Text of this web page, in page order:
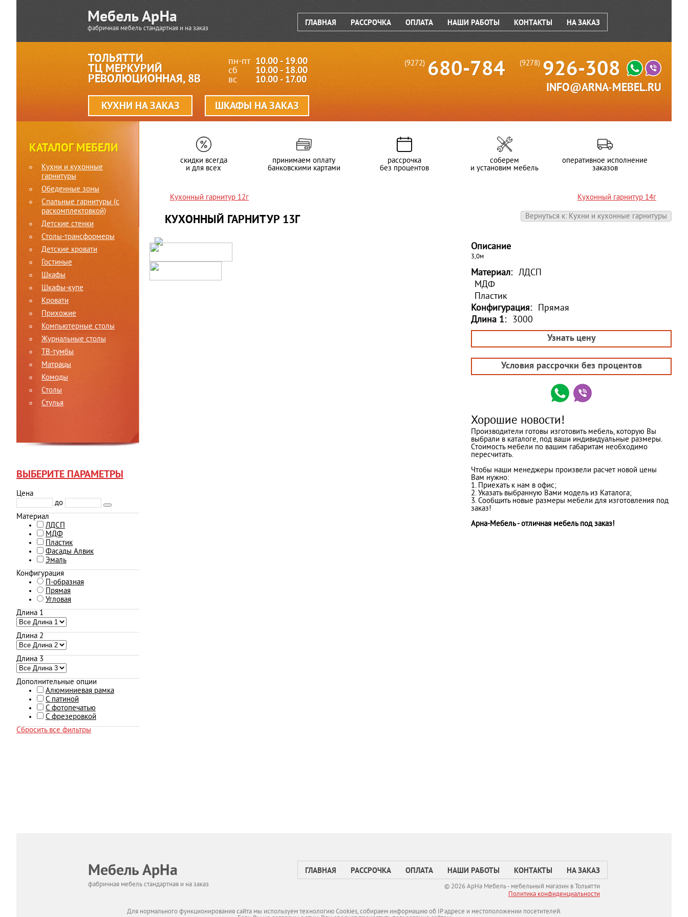
фабричная мебель стандартная и на заказ
ГЛАВНАЯ РАССРОЧКА ОПЛАТА НАШИ РАБОТЫ КОНТАКТЫ НА ЗАКАЗ
(9272) 680-784 (9278) 926-308
INFO@ARNA-MEBEL.RU
ТОЛЬЯТТИ
ТЦ МЕРКУРИЙ
РЕВОЛЮЦИОННАЯ, 8В
пн-пт 10.00 - 19.00
сб 10.00 - 18.00
вс 10.00 - 17.00
КУХНИ НА ЗАКАЗ ШКАФЫ НА ЗАКАЗ
КАТАЛОГ МЕБЕЛИ
Кухни и кухонные
гарнитуры
Обеденные зоны
Спальные гарнитуры (c
раскомплектовкой)
Детские стенки
Столы-трансформеры
Детские кровати
Гостиные
Шкафы
Шкафы-купе
Кровати
Прихожие
Компьютерные столы
Журнальные столы
ТВ-тумбы
Матрацы
Комоды
Столы
Стулья
ВЫБЕРИТЕ ПАРАМЕТРЫ
Цена
до
Материал
ЛДСП
МДФ
Пластик
Фасады Алвик
Эмаль
Конфигурация
П-образная
Прямая
Угловая
Длина 1
Длина 2
Длина 3
Дополнительные опции
Алюминиевая рамка
С патиной
С фотопечатью
С фрезеровкой
Сбросить все фильтры
скидки всегда
и для всех
принимаем оплату
банковскими картами
рассрочка
без процентов
соберем
и установим мебель
оперативное исполнение
заказов
Кухонный гарнитур 12г
Кухонный гарнитур 14г
Вернуться к: Кухни и кухонные гарнитуры
КУХОННЫЙ ГАРНИТУР 13Г
Описание
3,0м
Материал: ЛДСП
МДФ
Пластик
Конфигурация: Прямая
Длина 1: 3000
Узнать цену
Условия рассрочки без процентов
Хорошие новости!
Производители готовы изготовить мебель, которую Вы
выбрали в каталоге, под ваши индивидуальные размеры.
Стоимость мебели по вашим габаритам необходимо
пересчитать.
Чтобы наши менеджеры произвели расчет новой цены
Вам нужно:
1. Приехать к нам в офис;
2. Указать выбранную Вами модель из Каталога;
3. Сообщить новые размеры мебели для изготовления под
заказ!
Арна-Мебель - отличная мебель под заказ!
Мебель АрНа
фабричная мебель стандартная и на заказ
ГЛАВНАЯ РАССРОЧКА ОПЛАТА НАШИ РАБОТЫ КОНТАКТЫ НА ЗАКАЗ
© 2026 АрНа Мебель - мебельный магазин в Тольятти
Политикa конфиденциальности
Для нормального функционирования сайта мы используем технологию Cookies, собираем информацию об IP адресе и местоположении посетителей.